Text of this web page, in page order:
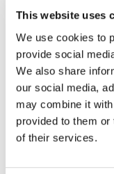
This website uses
We use cookies to
provide social
We also share
our social media,
may combine it
provided to them
of their services.
data-
data-
Basi